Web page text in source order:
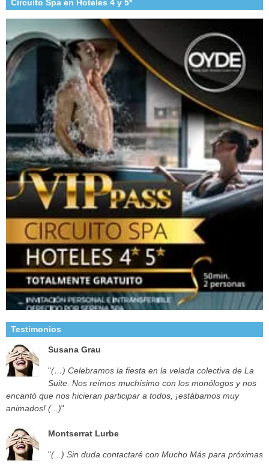
Circuito Spa en Hoteles 4 y 5*
Testimonios
Susana Grau
"(…) Celebramos la fiesta en la velada colectiva de La
Suite. Nos reímos muchísimo con los monólogos y nos
encantó que nos hicieran participar a todos, ¡estábamos muy
animados! (...)"
Montserrat Lurbe
"(...) Sin duda contactaré con Mucho Más para próximas